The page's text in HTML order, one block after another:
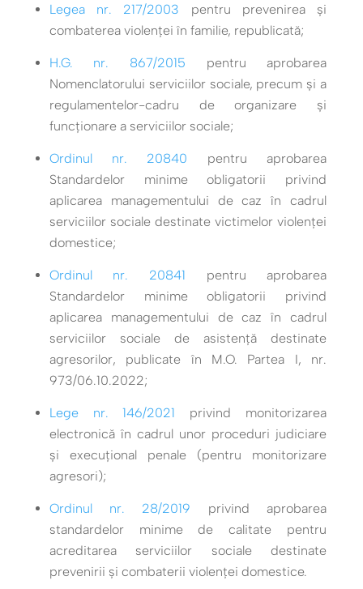
Legea nr. 217/2003 pentru prevenirea și
combaterea violenței în familie, republicată;
H.G. nr. 867/2015 pentru aprobarea
Nomenclatorului serviciilor sociale, precum şi a
regulamentelor-cadru de organizare şi
funcţionare a serviciilor sociale;
Ordinul nr. 20840 pentru aprobarea
Standardelor minime obligatorii privind
aplicarea managementului de caz în cadrul
serviciilor sociale destinate victimelor violenței
domestice;
Ordinul nr. 20841 pentru aprobarea
Standardelor minime obligatorii privind
aplicarea managementului de caz în cadrul
serviciilor sociale de asistenţă destinate
agresorilor, publicate în M.O. Partea I, nr.
973/06.10.2022;
Lege nr. 146/2021 privind monitorizarea
electronică în cadrul unor proceduri judiciare
și execuțional penale (pentru monitorizare
agresori);
Ordinul nr. 28/2019 privind aprobarea
standardelor minime de calitate pentru
acreditarea serviciilor sociale destinate
prevenirii şi combaterii violenţei domestice.